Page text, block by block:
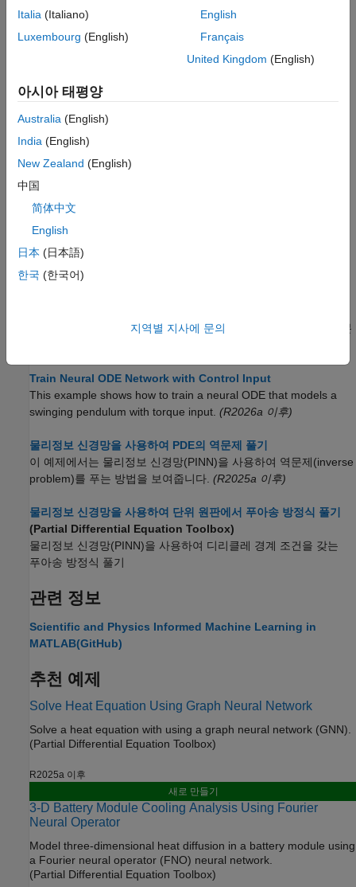
푸리에 신경 연산자를 사용하여 PDE 해 구하기
연산자(FNO) 신경망을 훈련시키는 방법을 보여줍니다.
이 예제에서는 편미분 방정식(PDE)의 해를 예측하는 물리정보
물리정보 신경망을 사용하여 ODE 해 구하기
이 예제에서는 상미분 방정식(ODE)의 해를 예측하는 물리정보
신경망(PINN)을 훈련시키는 방법을 보여줍니다.
불규칙적으로 샘플링된 시계열 데이터로 잠재 ODE 신경망
훈련시키기
이 예제에서는 불규칙적인 시간 간격으로 샘플링된 시계열
데이터를 사용하여 잠재(latent) 상미분 방정식(ODE)
오토인코더를 훈련시키는 방법을 보여줍니다.
이 예제에서는 물리 시스템의 동특성을 학습하도록 신경망 상미분
Train Neural ODE Network with Control Input
This example shows how to train a neural ODE that models a
swinging pendulum with torque input. (R2026a 이후)
물리정보 신경망을 사용하여 PDE의 역문제 풀기
이 예제에서는 물리정보 신경망(PINN)을 사용하여 역문제(inverse
problem)를 푸는 방법을 보여줍니다. (R2025a 이후)
물리정보 신경망을 사용하여 단위 원판에서 푸아송 방정식 풀기
(Partial Differential Equation Toolbox)
물리정보 신경망(PINN)을 사용하여 디리클레 경계 조건을 갖는
푸아송 방정식 풀기
관련 정보
Scientific and Physics Informed Machine Learning in
MATLAB(GitHub)
추천 예제
Solve Heat Equation Using Graph Neural Network
Solve a heat equation with using a graph neural network (GNN).
(Partial Differential Equation Toolbox)
R2025a 이후
새로 만들기
3-D Battery Module Cooling Analysis Using Fourier
Neural Operator
Model three-dimensional heat diffusion in a battery module using
a Fourier neural operator (FNO) neural network.
(Partial Differential Equation Toolbox)
Italia (Italiano)
Luxembourg (English)
English
Français
United Kingdom (English)
아시아 태평양
Australia (English)
India (English)
New Zealand (English)
中国
简体中文
English
日本 (日本語)
한국 (한국어)
지역별 지사에 문의